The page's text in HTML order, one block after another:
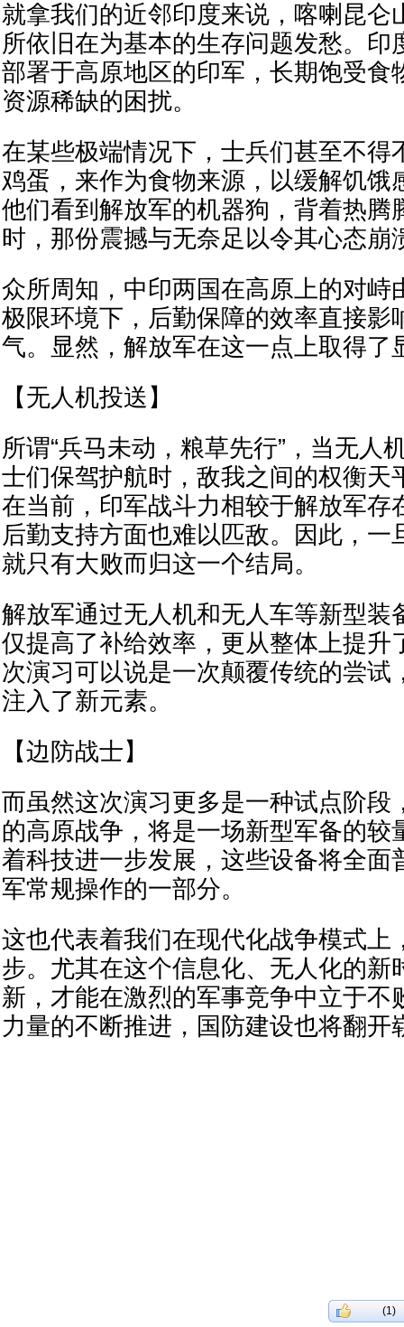
就拿我们的近邻印度来说，喀喇昆仑
所依旧在为基本的生存问题发愁。印
部署于高原地区的印军，长期饱受食
资源稀缺的困扰。
在某些极端情况下，士兵们甚至不得
鸡蛋，来作为食物来源，以缓解饥饿
他们看到解放军的机器狗，背着热腾
时，那份震撼与无奈足以令其心态崩
众所周知，中印两国在高原上的对峙
极限环境下，后勤保障的效率直接影
气。显然，解放军在这一点上取得了
【无人机投送】
所谓“兵马未动，粮草先行”，当无人
士们保驾护航时，敌我之间的权衡天
在当前，印军战斗力相较于解放军存
后勤支持方面也难以匹敌。因此，一
就只有大败而归这一个结局。
解放军通过无人机和无人车等新型装
仅提高了补给效率，更从整体上提升
次演习可以说是一次颠覆传统的尝试
注入了新元素。
【边防战士】
而虽然这次演习更多是一种试点阶段
的高原战争，将是一场新型军备的较
着科技进一步发展，这些设备将全面
军常规操作的一部分。
这也代表着我们在现代化战争模式上
步。尤其在这个信息化、无人化的新
新，才能在激烈的军事竞争中立于不
力量的不断推进，国防建设也将翻开
(1)